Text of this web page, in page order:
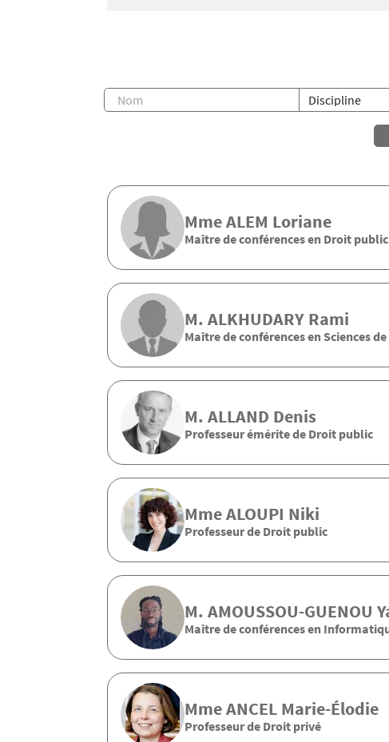
MmeALEM Loriane
Maître de conférences en Droit public
M. ALKHUDARY Rami
Maître de conférences en Sciences
M. ALLAND Denis
Professeur émérite de Droit public
MmeALOUPI Niki
Professeur de Droit public
M. AMOUSSOU-GUENOU
Maître de conférences en
MmeANCEL Marie-Élodie
Professeur de Droit privé